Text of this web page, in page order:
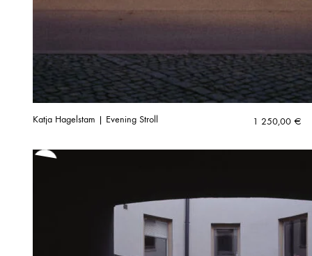
Katja Hagelstam | Evening Stroll 1 250,00 €